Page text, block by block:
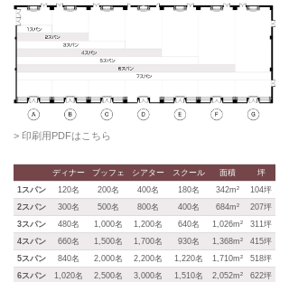
> 印刷用PDFはこちら
ディナー ブッフェ シアター スクール 面積
坪
1スパン
120名 200名 400名 180名 342m²
104坪
2スパン
300名 500名 800名 400名 684m²
207坪
3スパン
480名 1,000名 1,200名 640名 1,026m²
311坪
4スパン
660名 1,500名 1,700名 930名 1,368m²
415坪
5スパン
840名 2,000名 2,200名 1,220名 1,710m²
518坪
6スパン
1,020名 2,500名 3,000名 1,510名 2,052m²
622坪